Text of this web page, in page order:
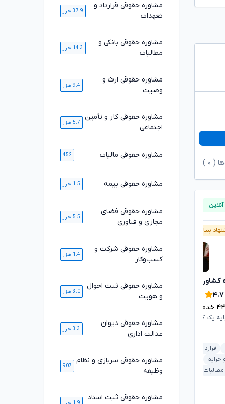
( ۰
بنیاد وکلا
کشاورزی
۴.۷
خدمت ارائه شده موفق
یک کانون وکلای دادگستری
قرارداد و تعهدات
جرایم
خودرو و حمل‌ونقل
تومان
۴.۹
کار و تأمین اجتماعی
خودرو و حمل‌ونقل
۷۱۰,۰۰۰
مشاوره حقوقی قرارداد و
تعهدات
37.9 هزار
مشاوره حقوقی بانکی و
مطالبات
14.3 هزار
مشاوره حقوقی ارث و
وصیت
9.4 هزار
مشاوره حقوقی کار و تأمین
اجتماعی
5.7 هزار
مشاوره حقوقی مالیات 452
مشاوره حقوقی بیمه 1.5 هزار
مشاوره حقوقی فضای
مجازی و فناوری
5.5 هزار
مشاوره حقوقی شرکت و
کسب‌وکار
1.4 هزار
مشاوره حقوقی ثبت احوال
و هویت
3.0 هزار
مشاوره حقوقی دیوان
عدالت اداری
3.3 هزار
مشاوره حقوقی سربازی و نظام
وظیفه
907
مشاوره حقوقی ثبت اسناد